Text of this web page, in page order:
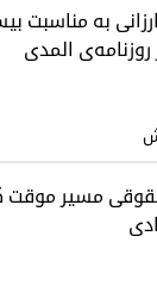
به مناسبت
المدی
مسیر موقت